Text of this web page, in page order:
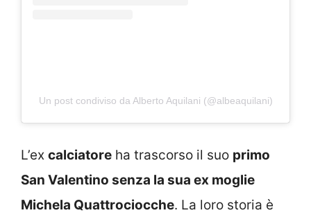
Un post condiviso da Alberto Aquilani (@albeaquilani)
L’ex calciatore ha trascorso il suo primo
San Valentino senza la sua ex moglie
Michela Quattrociocche. La loro storia è